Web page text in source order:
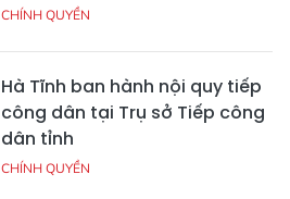
CHÍNH QUYỀN
Hà Tĩnh ban hành nội quy tiếp
công dân tại Trụ sở Tiếp công
dân tỉnh
CHÍNH QUYỀN